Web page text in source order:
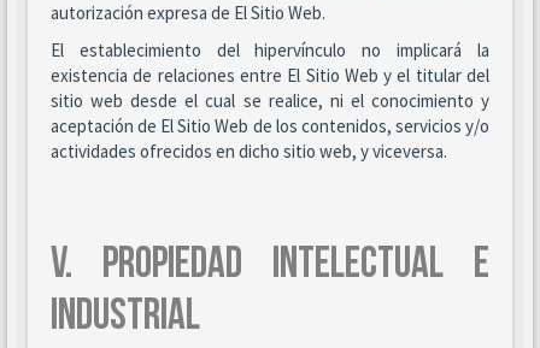
autorización expresa de El Sitio Web.
El establecimiento del hipervínculo no implicará la
existencia de relaciones entre El Sitio Web y el titular del
sitio web desde el cual se realice, ni el conocimiento y
aceptación de El Sitio Web de los contenidos, servicios y/o
actividades ofrecidos en dicho sitio web, y viceversa.
V. PROPIEDAD INTELECTUAL E
INDUSTRIAL